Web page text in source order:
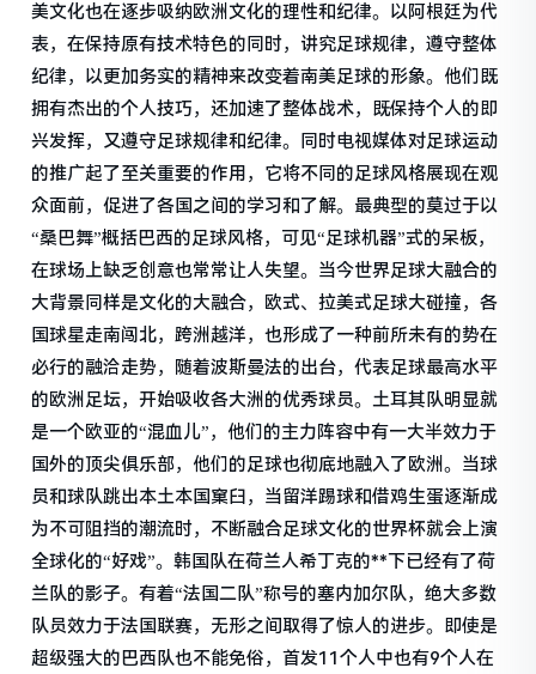
美文化也在逐步吸纳欧洲文化的理性和纪律。以阿根廷为代
表，在保持原有技术特色的同时，讲究足球规律，遵守整体
纪律，以更加务实的精神来改变着南美足球的形象。他们既
拥有杰出的个人技巧，还加速了整体战术，既保持个人的即
兴发挥，又遵守足球规律和纪律。同时电视媒体对足球运动
的推广起了至关重要的作用，它将不同的足球风格展现在观
众面前，促进了各国之间的学习和了解。最典型的莫过于以
“桑巴舞”概括巴西的足球风格，可见“足球机器”式的呆板，
在球场上缺乏创意也常常让人失望。当今世界足球大融合的
大背景同样是文化的大融合，欧式、拉美式足球大碰撞，各
国球星走南闯北，跨洲越洋，也形成了一种前所未有的势在
必行的融洽走势，随着波斯曼法的出台，代表足球最高水平
的欧洲足坛，开始吸收各大洲的优秀球员。土耳其队明显就
是一个欧亚的“混血儿”，他们的主力阵容中有一大半效力于
国外的顶尖俱乐部，他们的足球也彻底地融入了欧洲。当球
员和球队跳出本土本国窠臼，当留洋踢球和借鸡生蛋逐渐成
为不可阻挡的潮流时，不断融合足球文化的世界杯就会上演
全球化的“好戏”。韩国队在荷兰人希丁克的**下已经有了荷
兰队的影子。有着“法国二队”称号的塞内加尔队，绝大多数
队员效力于法国联赛，无形之间取得了惊人的进步。即使是
超级强大的巴西队也不能免俗，首发11个人中也有9个人在